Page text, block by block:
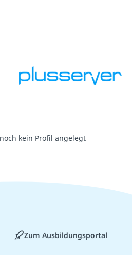
kein Profil angelegt
Zum Ausbildungsportal